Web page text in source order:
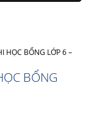
HỌC BỔNG LỚP 6 –
BỔNG